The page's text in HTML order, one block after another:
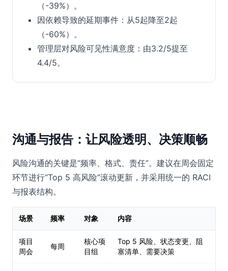
（-39%）。
因依赖导致的延期事件：从5起降至2起
（-60%）。
管理层对风险可见性满意度：由3.2/5提至
4.4/5。
沟通与报告：让风险透明、决策顺畅
风险沟通的关键是“频率、格式、责任”。建议在周会固定
环节进行“Top 5 高风险”滚动更新，并采用统一的 RACI
与报表结构。
场景 频率 对象 内容
项目
周会
每周
核心项
目组
Top 5 风险、状态变更、阻
塞清单、需要决策